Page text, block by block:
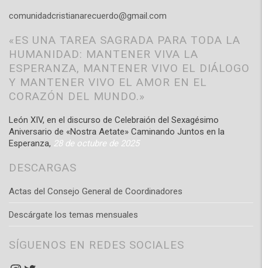
comunidadcristianarecuerdo@gmail.com
«ES UNA TAREA SAGRADA PARA TODA LA
HUMANIDAD: MANTENER VIVA LA
ESPERANZA, MANTENER VIVO EL DIÁLOGO
Y MANTENER VIVO EL AMOR EN EL
CORAZÓN DEL MUNDO.»
León XIV, en el discurso de Celebraión del Sexagésimo
Aniversario de «Nostra Aetate» Caminando Juntos en la
Esperanza, 28 de octubre de 2025
DESCARGAS
Actas del Consejo General de Coordinadores
Descárgate los temas mensuales
SÍGUENOS EN REDES SOCIALES